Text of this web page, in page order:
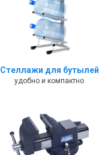
Стеллажи для бутылей
удобно и компактно